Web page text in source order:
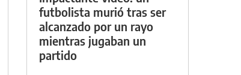
futbolista murió tras ser
alcanzado por un rayo
mientras jugaban un
partido